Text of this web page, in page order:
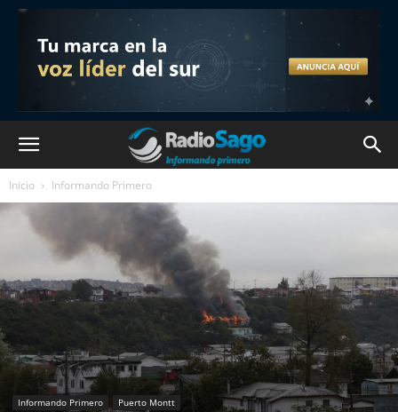
Inicio Informando Primero
Informando Primero Puerto Montt